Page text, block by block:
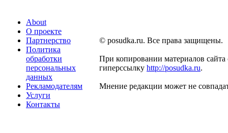
About
О проекте
Партнерство
Политика
обработки
персональных
данных
Рекламодателям
Услуги
Контакты
© posudka.ru. Все права защищены.
При копировании материалов сайта
гиперссылку http://posudka.ru.
Мнение редакции может не